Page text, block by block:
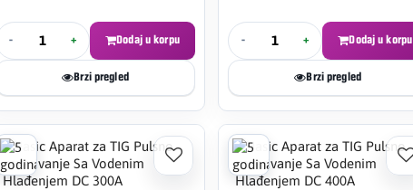
- + Dodaj u korpu
Brzi pregled
- + Dodaj u korpu
Brzi pregled